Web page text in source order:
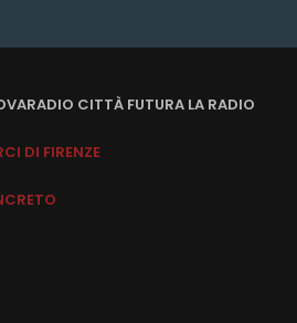
CITTÀ FUTURA LA RADIO
DI FIRENZE